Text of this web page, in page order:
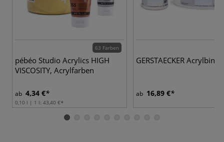
63 Farben
pébéo Studio Acrylics HIGH
VISCOSITY, Acrylfarben
ab 4,34 €
0,10 l | 1 l: 43,40 €
GERSTAECKER
ab 16,89 €